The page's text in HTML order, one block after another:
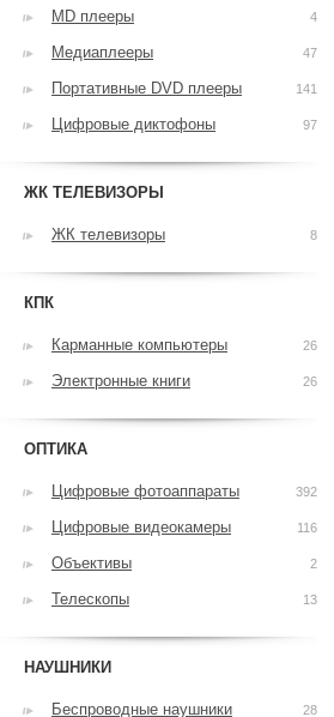
MD плееры 4
Медиаплееры 47
Портативные DVD плееры 141
Цифровые диктофоны 97
ЖК ТЕЛЕВИЗОРЫ
ЖК телевизоры 8
КПК
Карманные компьютеры 26
Электронные книги 26
ОПТИКА
Цифровые фотоаппараты 392
Цифровые видеокамеры 116
Объективы 2
Телескопы 13
НАУШНИКИ
Беспроводные наушники 28